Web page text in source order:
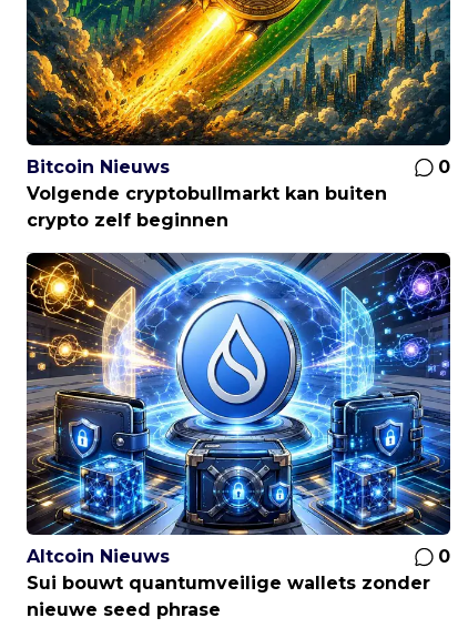
Bitcoin Nieuws
0
Volgende cryptobullmarkt kan buiten
crypto zelf beginnen
Altcoin Nieuws
0
Sui bouwt quantumveilige wallets zonder
nieuwe seed phrase